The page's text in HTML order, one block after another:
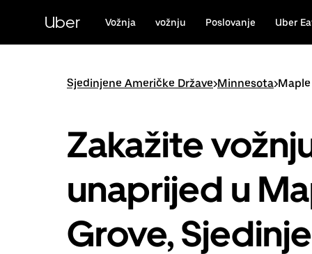
sadržaj
Uber Vožnja vožnju Poslovanje Uber
Sjedinjene Američke Države>Minnesota>
Zakažite
unaprijed u
Grove,